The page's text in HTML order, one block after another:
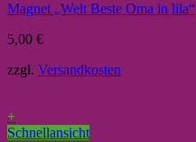
Magnet „Welt Beste Oma in lila“
5,00 €
zzgl. Versandkosten
+
Schnellansicht